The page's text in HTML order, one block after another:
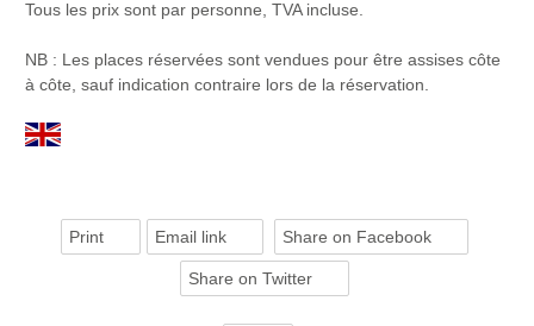
Tous les prix sont par personne, TVA incluse.
NB : Les places réservées sont vendues pour être assises côte
à côte, sauf indication contraire lors de la réservation.
Print Email link Share on Facebook
Share on Twitter